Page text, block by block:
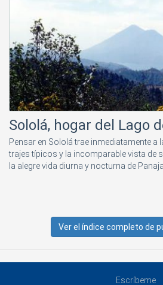
Sololá, hogar del Lago
Pensar en Sololá trae inmediatamente a
trajes típicos y la incomparable vista de
la alegre vida diurna y nocturna de
Ver el índice completo de
Escríbeme